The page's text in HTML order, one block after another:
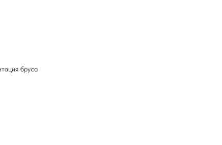
бруса